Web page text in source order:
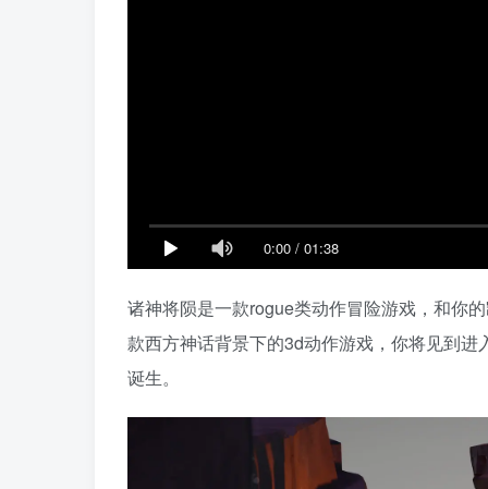
0:00 / 01:38
诸神将陨是一款rogue类动作冒险游戏，和你
款西方神话背景下的3d动作游戏，你将见到
诞生。